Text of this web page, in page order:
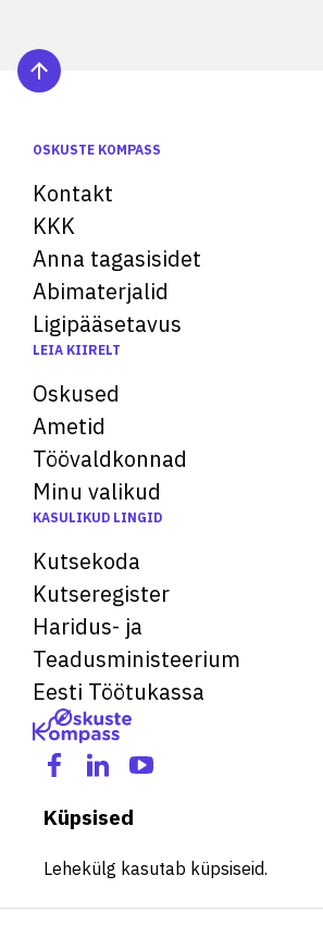
OSKUSTE KOMPASS
Kontakt
KKK
Anna tagasisidet
Abimaterjalid
Ligipääsetavus
LEIA KIIRELT
Oskused
Ametid
Töövaldkonnad
Minu valikud
KASULIKUD LINGID
Kutsekoda
Kutseregister
Haridus- ja
Teadusministeerium
Eesti Töötukassa
Küpsised
Lehekülg kasutab küpsiseid.